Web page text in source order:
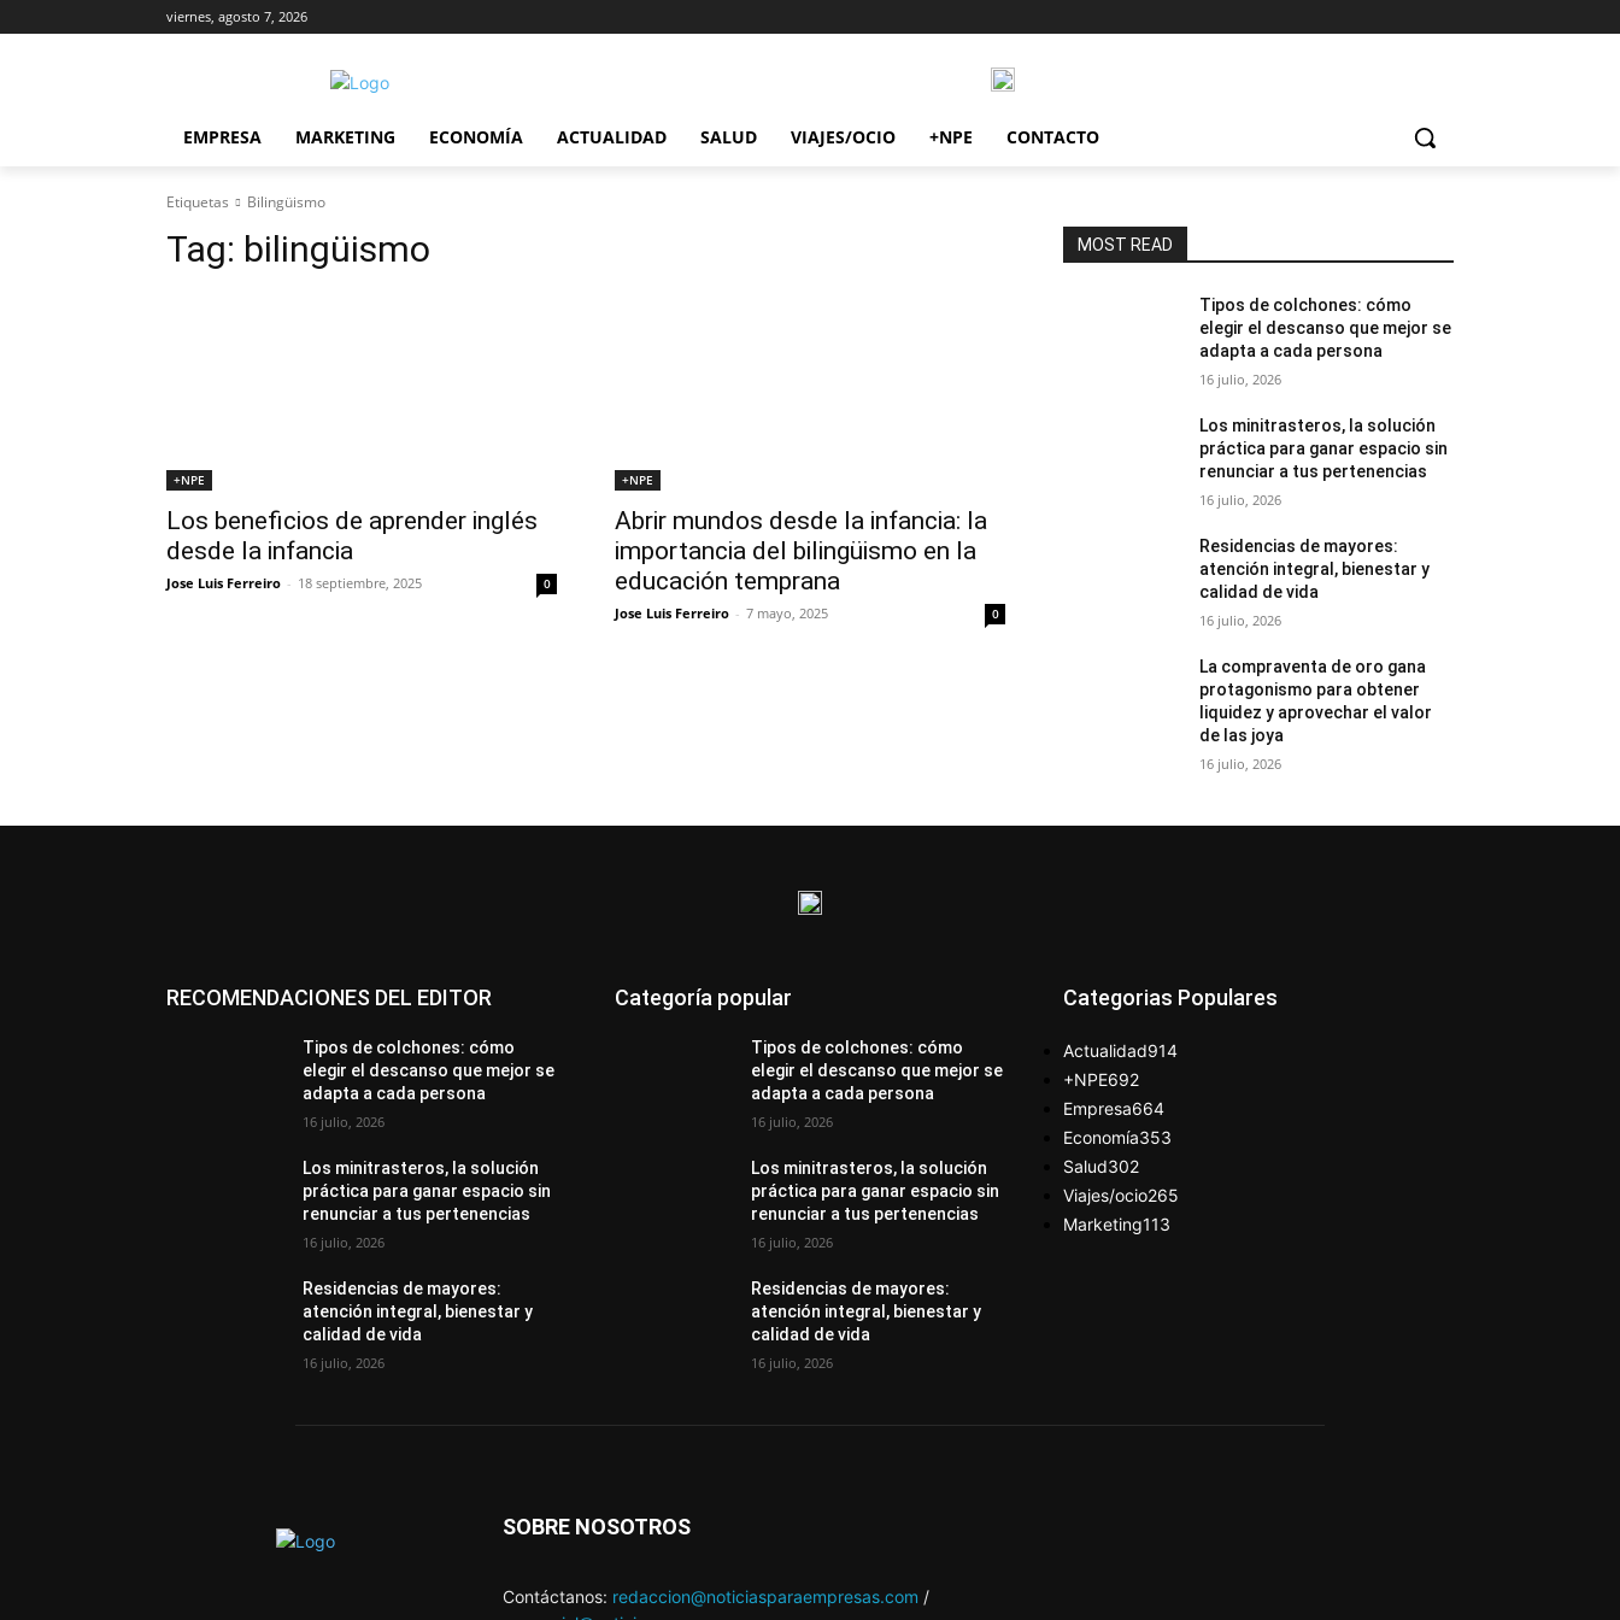
viernes, agosto 7, 2026
EMPRESA MARKETING ECONOMÍA ACTUALIDAD SALUD VIAJES/OCIO +NPE CONTACTO
Etiquetas Bilingüismo
Tag: bilingüismo
+NPE
Los beneficios de aprender inglés
desde la infancia
Jose Luis Ferreiro - 18 septiembre, 2025 0
+NPE
Abrir mundos desde la infancia: la
importancia del bilingüismo en la
educación temprana
Jose Luis Ferreiro - 7 mayo, 2025 0
MOST READ
Tipos de colchones: cómo
elegir el descanso que mejor se
adapta a cada persona
16 julio, 2026
Los minitrasteros, la solución
práctica para ganar espacio sin
renunciar a tus pertenencias
16 julio, 2026
Residencias de mayores:
atención integral, bienestar y
calidad de vida
16 julio, 2026
La compraventa de oro gana
protagonismo para obtener
liquidez y aprovechar el valor
de las joya
16 julio, 2026
RECOMENDACIONES DEL EDITOR
Tipos de colchones: cómo
elegir el descanso que mejor se
adapta a cada persona
16 julio, 2026
Los minitrasteros, la solución
práctica para ganar espacio sin
renunciar a tus pertenencias
16 julio, 2026
Residencias de mayores:
atención integral, bienestar y
calidad de vida
16 julio, 2026
Categoría popular
Tipos de colchones: cómo
elegir el descanso que mejor se
adapta a cada persona
16 julio, 2026
Los minitrasteros, la solución
práctica para ganar espacio sin
renunciar a tus pertenencias
16 julio, 2026
Residencias de mayores:
atención integral, bienestar y
calidad de vida
16 julio, 2026
Categorias Populares
Actualidad914
+NPE692
Empresa664
Economía353
Salud302
Viajes/ocio265
Marketing113
SOBRE NOSOTROS
Contáctanos: redaccion@noticiasparaempresas.com /